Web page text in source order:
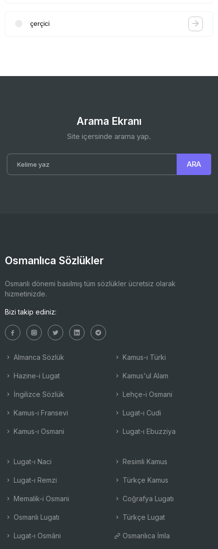
çerçici
Arama Ekranı
Site içersinde arama yap.
Osmanlıca Sözlükler
Osmanlı dönemi basılmış tüm sözlükler ücretsiz olarak
hizmetinizde.
Bizi takip ediniz:
Almanca Sözlük
Hazine-i Lugat
İngilizce Sözlük
Kamus-ı Fransevi
Kamus-ı Osmani
Kamus-ı Türki
Kamus'ul Alam
Lehçe-i Osmani
Lugat-ı Cudi
Lugat-ı Ebuzziya
Lugat-ı Naci
Lugat-ı Remzi
Memalik-i Osmani
Osmanlı Lugatı
Lugat-ı Osmâni
Resimli Kamus
Türkçe Kamus
Coğrafya Lugatı
Türkçe Lugat
Osmanlıca İmla